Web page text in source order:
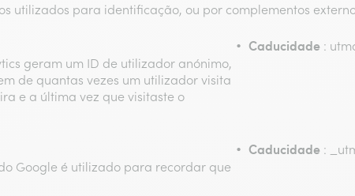
utilizados para identificação, ou por complementos
Caducidade :
geram um ID de utilizador anónimo,
de quantas vezes um utilizador visita
e a última vez que visitaste o
Caducidade :
Google é utilizado para recordar que